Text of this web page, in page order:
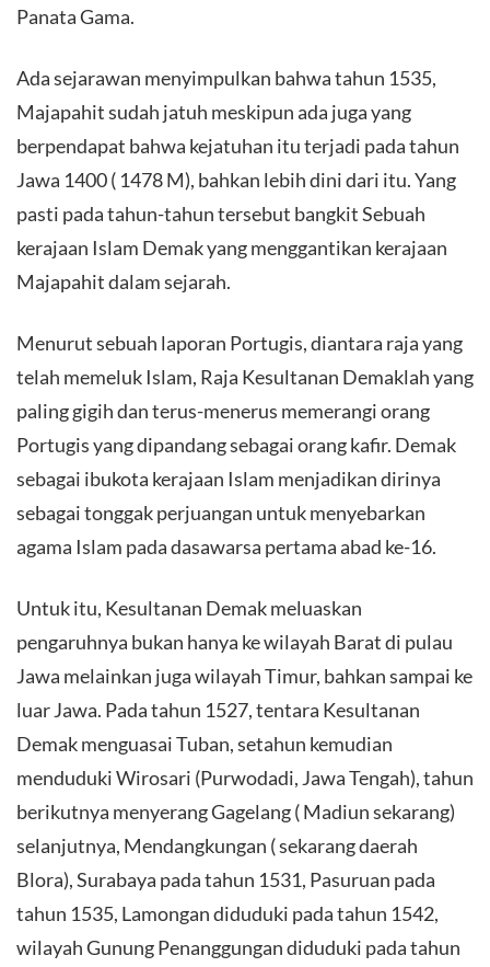
Panata Gama.
Ada sejarawan menyimpulkan bahwa tahun 1535,
Majapahit sudah jatuh meskipun ada juga yang
berpendapat bahwa kejatuhan itu terjadi pada tahun
Jawa 1400 ( 1478 M), bahkan lebih dini dari itu. Yang
pasti pada tahun-tahun tersebut bangkit Sebuah
kerajaan Islam Demak yang menggantikan kerajaan
Majapahit dalam sejarah.
Menurut sebuah laporan Portugis, diantara raja yang
telah memeluk Islam, Raja Kesultanan Demaklah yang
paling gigih dan terus-menerus memerangi orang
Portugis yang dipandang sebagai orang kafir. Demak
sebagai ibukota kerajaan Islam menjadikan dirinya
sebagai tonggak perjuangan untuk menyebarkan
agama Islam pada dasawarsa pertama abad ke-16.
Untuk itu, Kesultanan Demak meluaskan
pengaruhnya bukan hanya ke wilayah Barat di pulau
Jawa melainkan juga wilayah Timur, bahkan sampai ke
luar Jawa. Pada tahun 1527, tentara Kesultanan
Demak menguasai Tuban, setahun kemudian
menduduki Wirosari (Purwodadi, Jawa Tengah), tahun
berikutnya menyerang Gagelang ( Madiun sekarang)
selanjutnya, Mendangkungan ( sekarang daerah
Blora), Surabaya pada tahun 1531, Pasuruan pada
tahun 1535, Lamongan diduduki pada tahun 1542,
wilayah Gunung Penanggungan diduduki pada tahun